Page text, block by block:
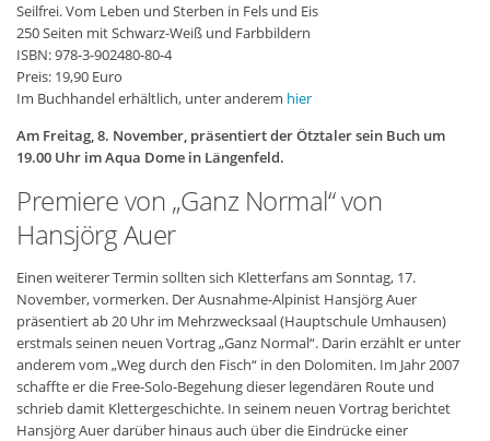
Seilfrei. Vom Leben und Sterben in Fels und Eis
250 Seiten mit Schwarz-Weiß und Farbbildern
ISBN: 978-3-902480-80-4
Preis: 19,90 Euro
Im Buchhandel erhältlich, unter anderem hier
Am Freitag, 8. November, präsentiert der Ötztaler sein Buch um
19.00 Uhr im Aqua Dome in Längenfeld.
Premiere von „Ganz Normal“ von
Hansjörg Auer
Einen weiterer Termin sollten sich Kletterfans am Sonntag, 17.
November, vormerken. Der Ausnahme-Alpinist Hansjörg Auer
präsentiert ab 20 Uhr im Mehrzwecksaal (Hauptschule Umhausen)
erstmals seinen neuen Vortrag „Ganz Normal“. Darin erzählt er unter
anderem vom „Weg durch den Fisch“ in den Dolomiten. Im Jahr 2007
schaffte er die Free-Solo-Begehung dieser legendären Route und
schrieb damit Klettergeschichte. In seinem neuen Vortrag berichtet
Hansjörg Auer darüber hinaus auch über die Eindrücke einer